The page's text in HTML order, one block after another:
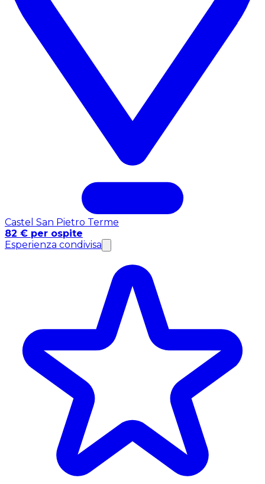
Castel San Pietro Terme
82 € per ospite
Esperienza condivisa